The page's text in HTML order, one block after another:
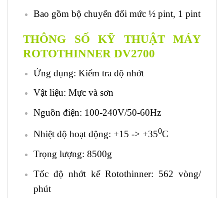
Bao gồm bộ chuyển đổi mức ½ pint, 1 pint
THÔNG SỐ KỸ THUẬT MÁY
ROTOTHINNER DV2700
Ứng dụng: Kiểm tra độ nhớt
Vật liệu: Mực và sơn
Nguồn điện: 100-240V/50-60Hz
Nhiệt độ hoạt động: +15 -> +350C
Trọng lượng: 8500g
Tốc độ nhớt kế Rotothinner: 562 vòng/
phút